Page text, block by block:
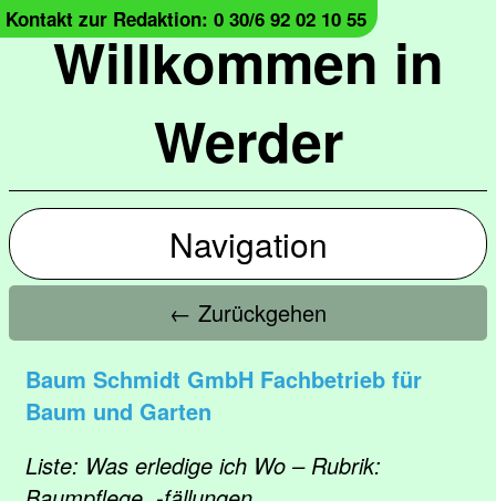
Willkommen in
Werder
Kontakt zur Redaktion: 0 30/6 92 02 10 55
Navigation
← Zurückgehen
Baum Schmidt GmbH Fachbetrieb für
Baum und Garten
Liste: Was erledige ich Wo – Rubrik: